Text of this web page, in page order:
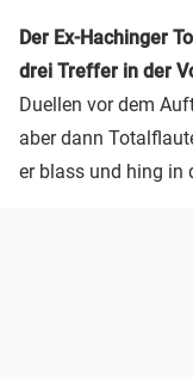
Der Ex-Hachinger
drei Treffer in der
Duellen vor dem
aber dann
er blass und hing in